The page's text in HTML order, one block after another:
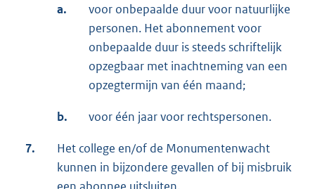
a.
voor onbepaalde duur voor natuurlijke
personen. Het abonnement voor
onbepaalde duur is steeds schriftelijk
opzegbaar met inachtneming van een
opzegtermijn van één maand;
b. voor één jaar voor rechtspersonen.
7.
Het college en/of de Monumentenwacht
kunnen in bijzondere gevallen of bij misbruik